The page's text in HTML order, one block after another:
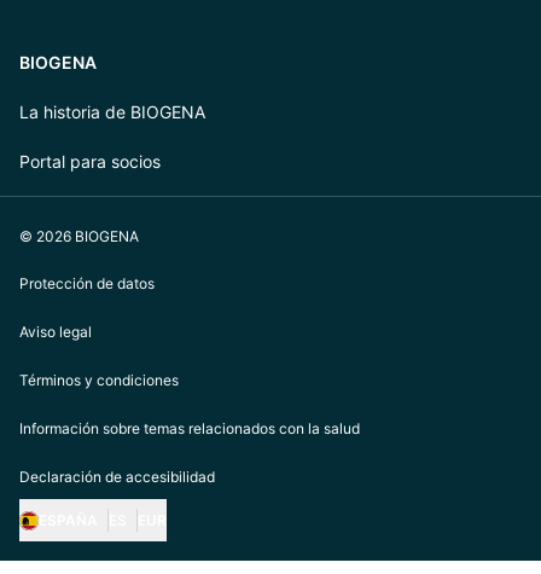
BIOGENA
La historia de BIOGENA
Portal para socios
© 2026 BIOGENA
Protección de datos
Aviso legal
Términos y condiciones
Información sobre temas relacionados con la salud
Declaración de accesibilidad
https://biogena.com/de-at